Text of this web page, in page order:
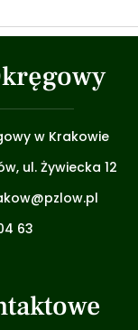
w Krakowie
ul. Żywiecka 12
63